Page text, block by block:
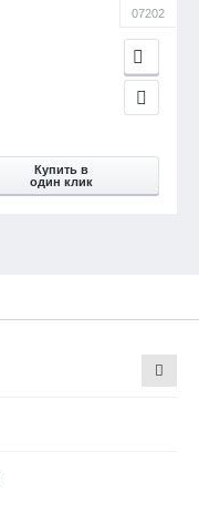
07202
Купить в
один клик